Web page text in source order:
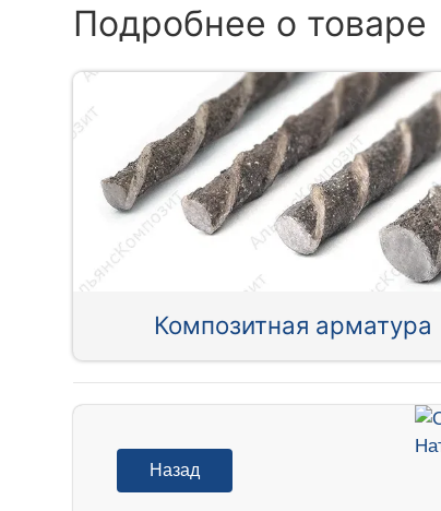
Подробнее о товаре
Композитная арматура
Назад